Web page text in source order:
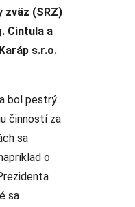
zväz (SRZ)
Cintula a
s.r.o.
bol pestrý
činností za
sa
o
sa